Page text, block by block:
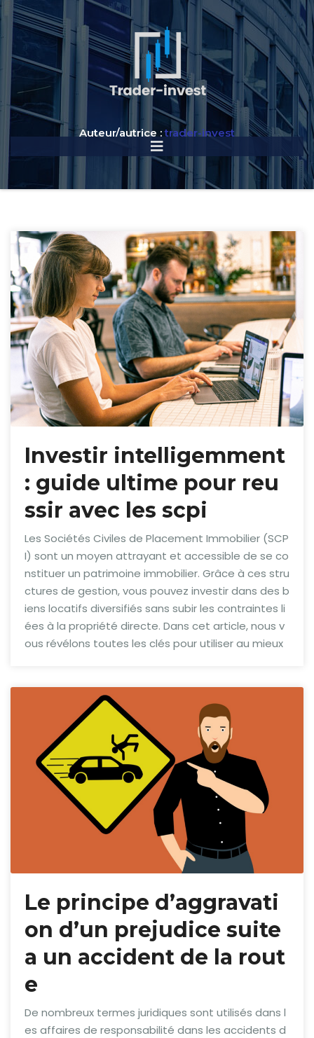
Auteur/autrice :trader-invest
Investir intelligemment
: guide ultime pour reu
ssir avec les scpi
Les Sociétés Civiles de Placement Immobilier (SCP
I) sont un moyen attrayant et accessible de se co
nstituer un patrimoine immobilier. Grâce à ces stru
ctures de gestion, vous pouvez investir dans des b
iens locatifs diversifiés sans subir les contraintes li
ées à la propriété directe. Dans cet article, nous v
ous révélons toutes les clés pour utiliser au mieux
Le principe d’aggravati
on d’un prejudice suite
a un accident de la rout
e
De nombreux termes juridiques sont utilisés dans l
es affaires de responsabilité dans les accidents d